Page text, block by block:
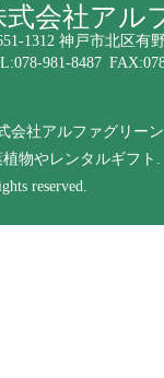
式会社アル
1312 神戸市北区有
981-8487
会社アルファグリーン
物やレンタルギフト.
reserved.